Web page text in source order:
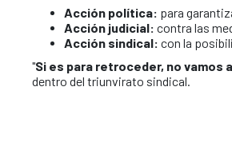
Acción política: para
Acción judicial: contra las
Acción sindical: con la
"Si es para retroceder, no vamos
dentro del triunvirato sindical.